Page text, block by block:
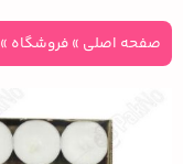
صفحه اصلی »فروشگاه »